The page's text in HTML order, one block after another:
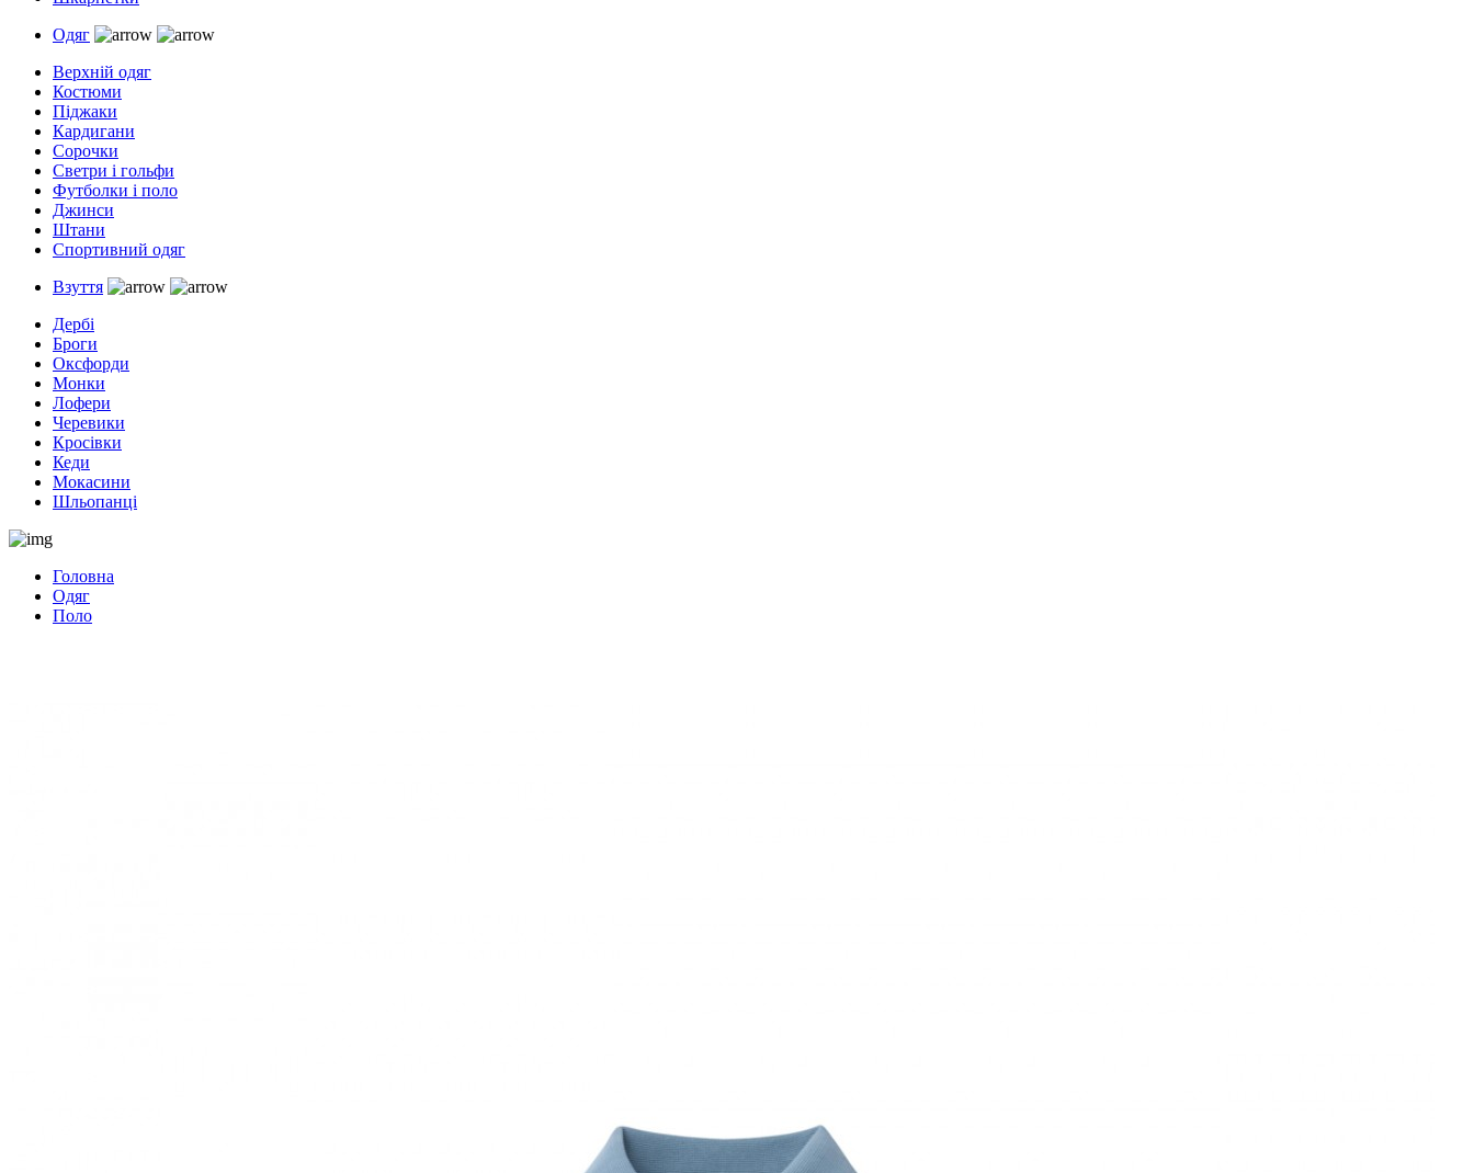
Одяг
Верхній одяг
Костюми
Піджаки
Кардигани
Сорочки
Светри і гольфи
Футболки і поло
Джинси
Штани
Спортивний одяг
Взуття
Дербі
Броги
Оксфорди
Монки
Лофери
Черевики
Кросівки
Кеди
Мокасини
Шльопанці
Головна
Одяг
Поло